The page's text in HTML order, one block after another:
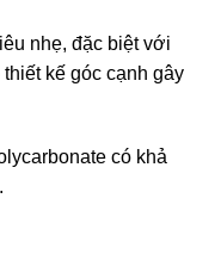
nhẹ, đặc biệt với
kế góc cạnh gây
có khả